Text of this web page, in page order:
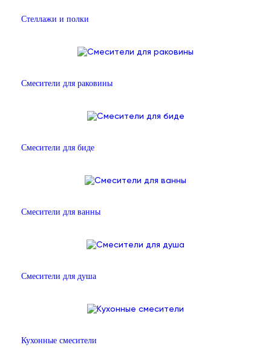
Стеллажи и полки
Смесители для раковины
Смесители для биде
Смесители для ванны
Смесители для душа
Кухонные смесители